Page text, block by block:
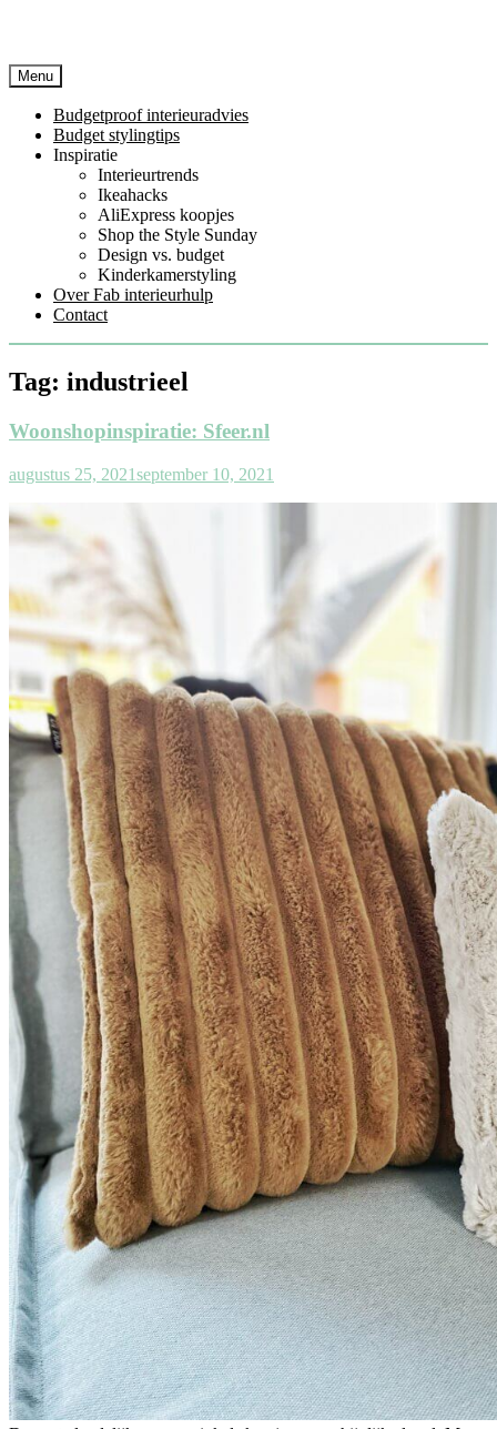
Menu
Budgetproof interieuradvies
Budget stylingtips
Inspiratie
Interieurtrends
Ikeahacks
AliExpress koopjes
Shop the Style Sunday
Design vs. budget
Kinderkamerstyling
Over Fab interieurhulp
Contact
Tag: industrieel
Woonshopinspiratie: Sfeer.nl
augustus 25, 2021september 10, 2021